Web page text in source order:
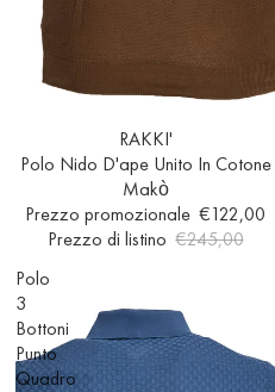
RAKKI'
Polo Nido D'ape Unito In Cotone
Makò
Prezzo promozionale €122,00
Prezzo di listino €245,00
Polo
3
Bottoni
Punto
Quadro